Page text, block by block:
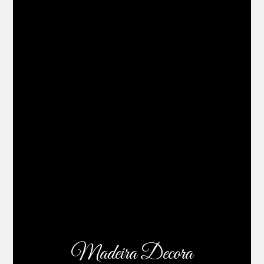
Madeira Decora